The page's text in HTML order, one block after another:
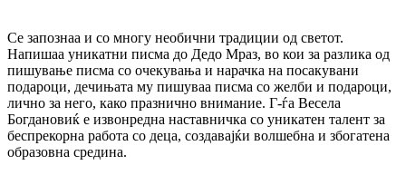
Се запознаа и со многу необични традиции од светот.
Напишаа уникатни писма до Дедо Мраз, во кои за разлика од
пишување писма со очекувања и нарачка на посакувани
подароци, дечињата му пишуваа писма со желби и подароци,
лично за него, како празнично внимание. Г-ѓа Весела
Богдановиќ е извонредна наставничка со уникатен талент за
беспрекорна работа со деца, создавајќи волшебна и збогатена
образовна средина.